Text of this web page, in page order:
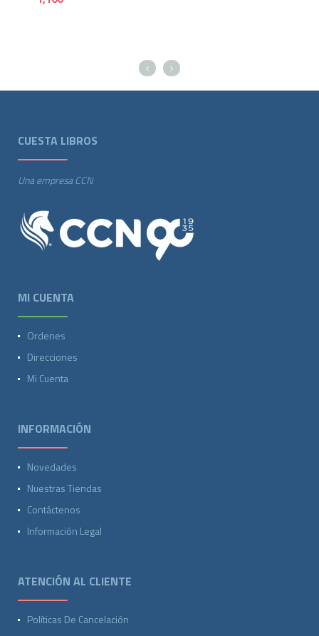
CUESTA LIBROS
Una empresa CCN
MI CUENTA
Ordenes
Direcciones
Mi Cuenta
INFORMACIÓN
Novedades
Nuestras Tiendas
Contáctenos
Información Legal
ATENCIÓN AL CLIENTE
Políticas De Cancelación